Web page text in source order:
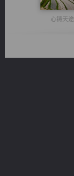
心铸天途